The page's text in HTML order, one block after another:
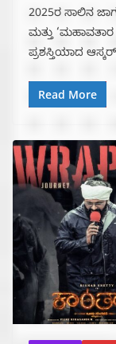
2025ರ ಸಾಲಿನ
ಮತ್ತು ‘ಮಹಾವತಾರ
ಪ್ರಶಸ್ತಿಯಾದ
Read More